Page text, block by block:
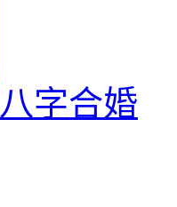
八字合婚